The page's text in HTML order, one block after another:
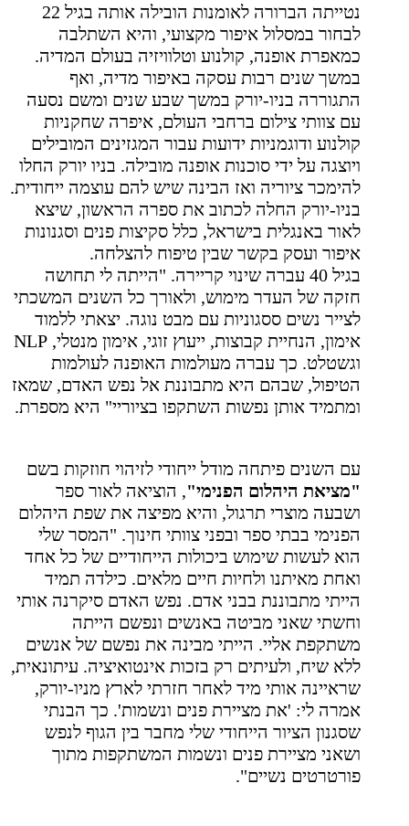
נטייתה הברורה לאומנות הובילה אותה בגיל 22
לבחור במסלול איפור מקצועי, והיא השתלבה
כמאפרת אופנה, קולנוע וטלוויזיה בעולם המדיה.
במשך שנים רבות עסקה באיפור מדיה, ואף
התגוררה בניו-יורק במשך שבע שנים ומשם נסעה
עם צוותי צילום ברחבי העולם, איפרה שחקניות
קולנוע ודוגמניות ידועות עבור המגזינים המובילים
ויוצגה על ידי סוכנות אופנה מובילה. בניו יורק החלו
להימכר ציוריה ואז הבינה שיש להם עוצמה ייחודית.
בניו-יורק החלה לכתוב את ספרה הראשון, שיצא
לאור באנגלית בישראל, כלל סקיצות פנים וסגנונות
איפור ועסק בקשר שבין טיפוח להצלחה.
בגיל 40 עברה שינוי קריירה. "הייתה לי תחושה
חזקה של העדר מימוש, ולאורך כל השנים המשכתי
לצייר נשים ססגוניות עם מבט נוגה. יצאתי ללמוד
אימון, הנחיית קבוצות, ייעוץ זוגי, אימון מנטלי,NLP
וגשטלט. כך עברה מעולמות האופנה לעולמות
הטיפול, שבהם היא מתבוננת אל נפש האדם, שמאז
ומתמיד אותן נפשות השתקפו בציוריי" היא מספרת.
עם השנים פיתחה מודל ייחודי לזיהוי חוזקות בשם
"מציאת היהלום הפנימי", הוציאה לאור ספר
ושבעה מוצרי תרגול, והיא מפיצה את שפת היהלום
הפנימי בבתי ספר ובפני צוותי חינוך. "המסר שלי
הוא לעשות שימוש ביכולות הייחודיים של כל אחד
ואחת מאיתנו ולחיות חיים מלאים. כילדה תמיד
הייתי מתבוננת בבני אדם. נפש האדם סיקרנה אותי
וחשתי שאני מביטה באנשים ונפשם הייתה
משתקפת אליי. הייתי מבינה את נפשם של אנשים
ללא שיח, ולעיתים רק בזכות אינטואיציה. עיתונאית,
שראיינה אותי מיד לאחר חזרתי לארץ מניו-יורק,
אמרה לי: 'את מציירת פנים ונשמות'. כך הבנתי
שסגנון הציור הייחודי שלי מחבר בין הגוף לנפש
ושאני מציירת פנים ונשמות המשתקפות מתוך
פורטרטים נשיים".